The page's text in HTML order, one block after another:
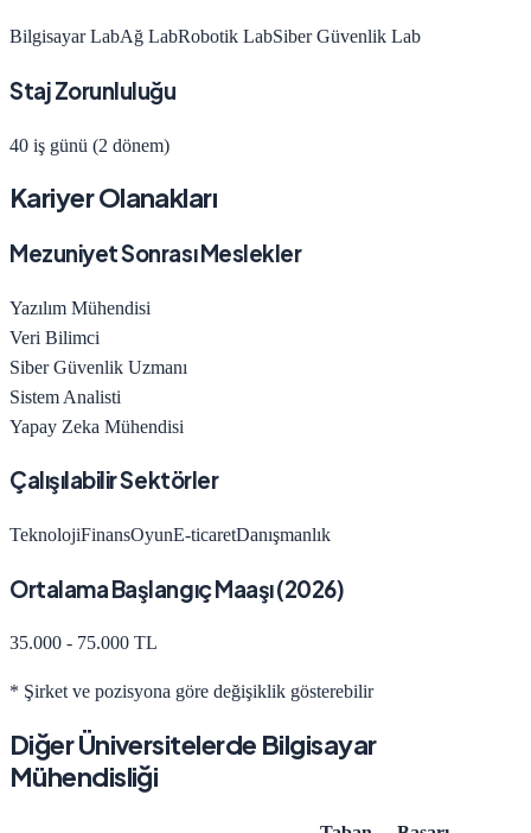
Bilgisayar LabAğ LabRobotik LabSiber Güvenlik Lab
Staj Zorunluluğu
40 iş günü (2 dönem)
Kariyer Olanakları
Mezuniyet Sonrası Meslekler
Yazılım Mühendisi
Veri Bilimci
Siber Güvenlik Uzmanı
Sistem Analisti
Yapay Zeka Mühendisi
Çalışılabilir Sektörler
TeknolojiFinansOyunE-ticaretDanışmanlık
Ortalama Başlangıç Maaşı (2026)
35.000 - 75.000 TL
* Şirket ve pozisyona göre değişiklik gösterebilir
Diğer Üniversitelerde Bilgisayar
Mühendisliği